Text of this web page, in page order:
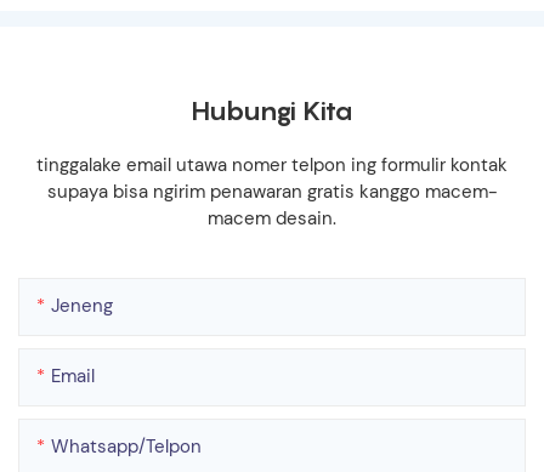
Hubungi Kita
tinggalake email utawa nomer telpon ing formulir kontak
supaya bisa ngirim penawaran gratis kanggo macem-
macem desain.
Jeneng
Email
Whatsapp/telpon